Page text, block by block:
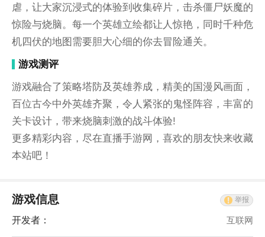
虐，让大家沉浸式的体验到收集碎片，击杀僵尸妖魔的
惊险与烧脑。每一个英雄立绘都让人惊艳，同时千种危
机四伏的地图需要胆大心细的你去冒险通关。
游戏测评
游戏融合了策略塔防及英雄养成，精美的国漫风画面，
百位古今中外英雄齐聚，令人紧张的鬼怪阵容，丰富的
关卡设计，带来烧脑刺激的战斗体验!
更多精彩内容，尽在直播手游网，喜欢的朋友快来收藏
本站吧！
游戏信息 举报
开发者： 互联网